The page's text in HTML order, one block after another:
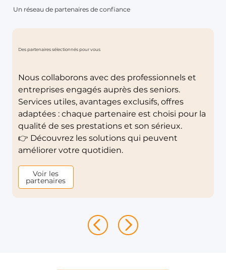
Un réseau de partenaires de confiance
Des partenaires sélectionnés pour vous
Nous collaborons avec des professionnels et
entreprises engagés auprès des seniors.
Services utiles, avantages exclusifs, offres
adaptées : chaque partenaire est choisi pour la
qualité de ses prestations et son sérieux.
👉 Découvrez les solutions qui peuvent
améliorer votre quotidien.
Voir les
partenaires